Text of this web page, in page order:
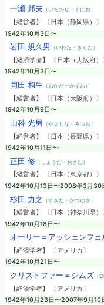
一瀬 邦夫 （いちのせ・くにお）
【経営者】 〔日本（静岡県）
1942年10月3日〜
岩田 規久男 （いわた・きくお）
【経済学者】 〔日本（大阪府）
1942年10月3日〜
岡田 和生 （おかだ・かずお）
【経営者】 〔日本（大阪府）
1942年10月9日〜
山科 光男 （やましな・みつお）
【経営者】 〔日本（長野県）
1942年10月11日〜
正田 修（しょうだ・おさむ）
【経営者】 〔日本（東京都）
1942年10月13日〜2008年3月30
杉田 力之 （すぎた・かつゆき）
【経営者】 〔日本（神奈川県
1942年10月18日〜
オーリー＝アッシェンフェ
【経済学者】 〔アメリカ〕
1942年10月21日〜
クリストファー＝シムズ （
【経済学者】 〔アメリカ〕
1942年10月23日〜2007年9月10